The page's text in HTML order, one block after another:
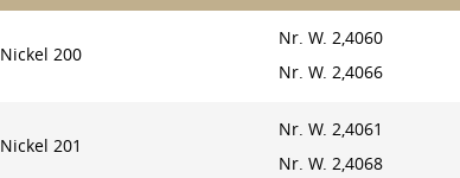
Nickel 200
Nr. W. 2,4060
Nr. W. 2,4066
Nickel 201
Nr. W. 2,4061
Nr. W. 2,4068